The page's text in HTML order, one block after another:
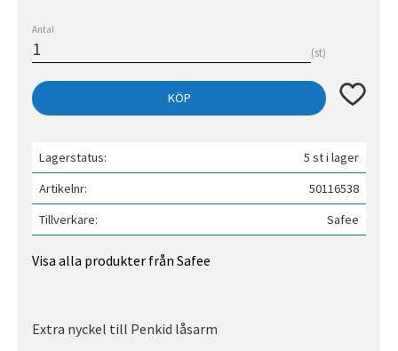
Antal
st
KÖP Lägg till
Lagerstatus
5 st i lager
Artikelnr
50116538
Tillverkare
Safee
Visa alla produkter från Safee
Extra nyckel till Penkid låsarm